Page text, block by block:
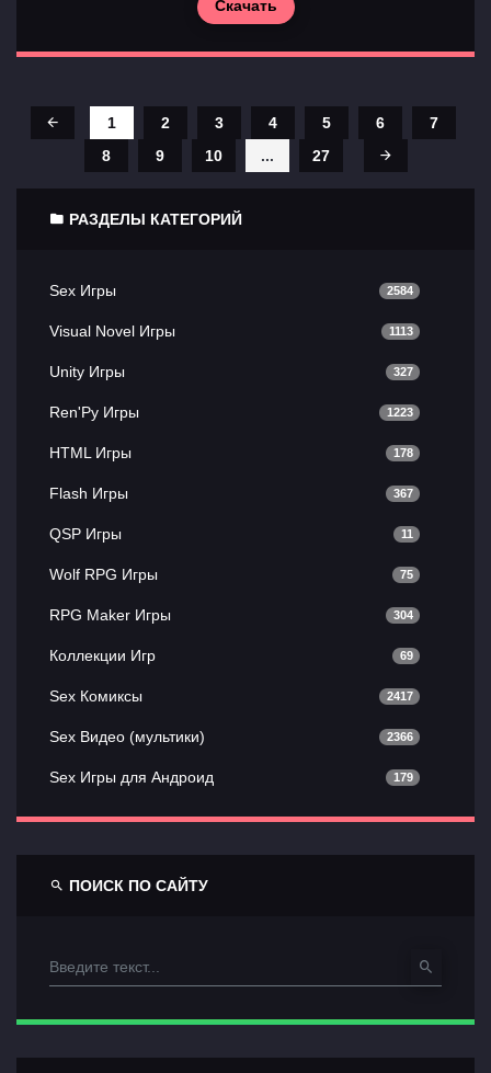
Скачать
1 2 3 4 5 6
7
8
9 10 ... 27
РАЗДЕЛЫ КАТЕГОРИЙ
Sex Игры 2584
Visual Novel Игры 1113
Unity Игры 327
Ren'Py Игры 1223
HTML Игры 178
Flash Игры 367
QSP Игры 11
Wolf RPG Игры 75
RPG Maker Игры 304
Коллекции Игр 69
Sex Комиксы 2417
Sex Видео (мультики) 2366
Sex Игры для Андроид 179
ПОИСК ПО САЙТУ